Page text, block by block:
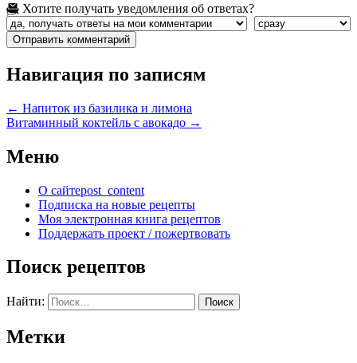
Хотите получать уведомления об ответах?
Навигация по записям
← Напиток из базилика и лимона
Витаминный коктейль с авокадо →
Меню
О сайтеpost_content
Подписка на новые рецепты
Моя электронная книга рецептов
Поддержать проект / пожертвовать
Поиск рецептов
Найти:
Метки